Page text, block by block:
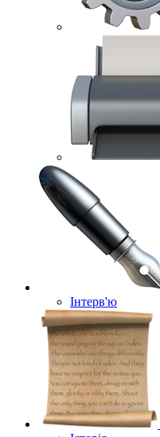
Інтерв'ю